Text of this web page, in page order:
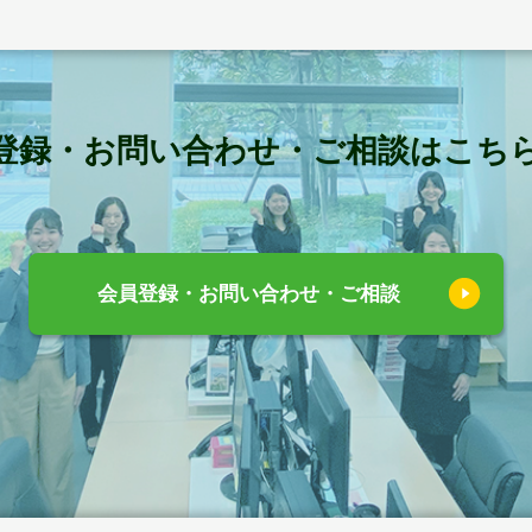
録・お問い合わせ・ご相談はこち
会員登録・お問い合わせ・ご相談